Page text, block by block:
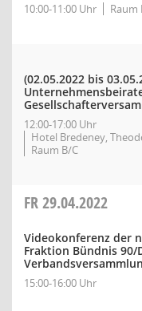
10:00-11:00 Uhr Raum
(02.05.2022 bis
12:00-17:00 Uhr
Hotel Bredeney,
Raum B/C
FR29.04.2022
Videokonferenz der
Fraktion Bündnis 90/
15:00-16:00 Uhr